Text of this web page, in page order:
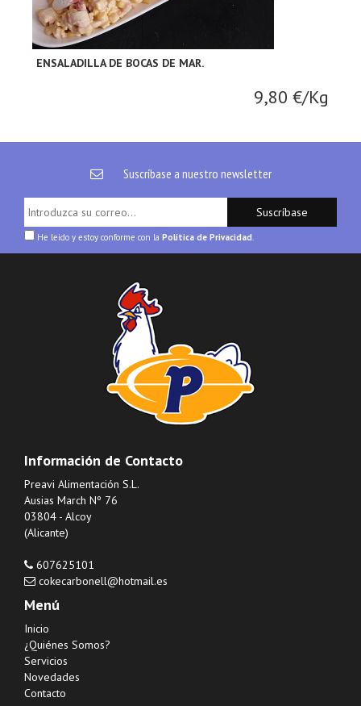
ENSALADILLA DE BOCAS DE MAR.
9,80 €/Kg
Suscríbase a nuestro newsletter
Suscríbase
He leido y estoy conforme con la Política de Privacidad
Información de Contacto
Preavi Alimentación S.L.
Ausias March Nº 76
03804 - Alcoy
(Alicante)
607625101
cokecarbonell@hotmail.es
Menú
Inicio
¿Quiénes Somos?
Servicios
Novedades
Contacto